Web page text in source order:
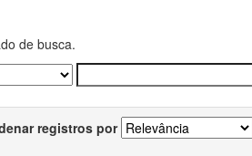
de busca.
registros por